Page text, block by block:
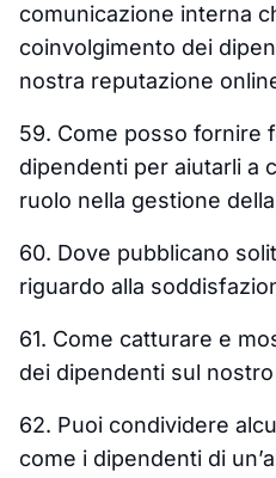
comunicazione interna
coinvolgimento dei
nostra reputazione
59. Come posso fornire
dipendenti per aiutarli a
ruolo nella gestione
60. Dove pubblicano
riguardo alla
61. Come catturare e
dei dipendenti sul
62. Puoi condividere
come i dipendenti di